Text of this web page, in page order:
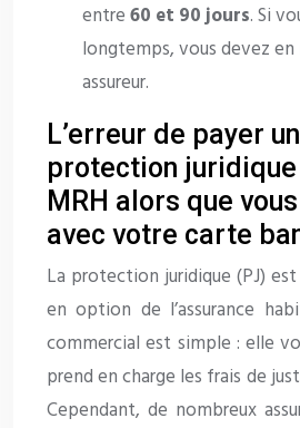
entre60 et 90 jours. Si
longtemps, vous devez
assureur.
L’erreur de payer
protection
MRH alors que
avec votre carte
La protection juridique (PJ)
en option de l’assurance
commercial est simple : elle
prend en charge les frais de
Cependant, de nombreux